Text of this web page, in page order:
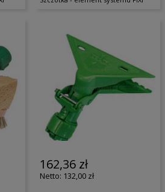
162,36 zł
132,00 zł